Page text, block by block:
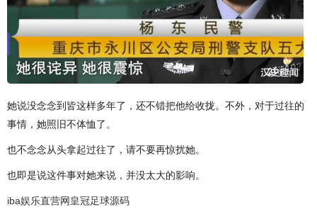
她说没念念到皆这样多年了，还不错把他给收拢。不外，对于过往的
事情，她照旧不体恤了。
也不念念从头拿起过往了，请不要再惊扰她。
也即是说这件事对她来说，并没太大的影响。
iba娱乐直营网皇冠足球源码